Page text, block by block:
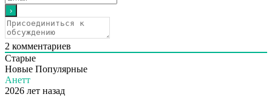
2 комментариев
Старые
Новые Популярные
Анетт
2026 лет назад